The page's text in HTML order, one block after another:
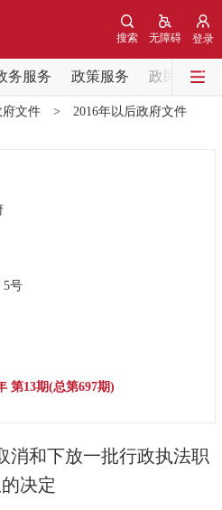
登录
无障碍
搜索
务服务 政策服务 政民互动
院信息 中央部委动态
题公开
府文件> 2016年以后政府文件
5号
第13期(总第697期)
消和下放一批行政执法职
决定